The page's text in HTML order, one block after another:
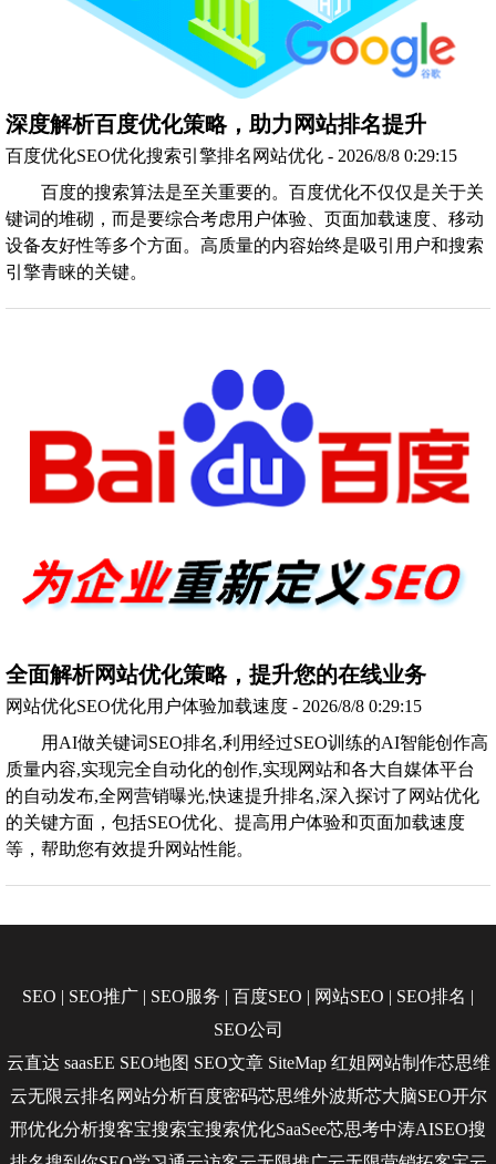
深度解析百度优化策略，助力网站排名提升
百度优化SEO优化搜索引擎排名网站优化 - 2026/8/8 0:29:15
百度的搜索算法是至关重要的。百度优化不仅仅是关于关
键词的堆砌，而是要综合考虑用户体验、页面加载速度、移动
设备友好性等多个方面。高质量的内容始终是吸引用户和搜索
引擎青睐的关键。
全面解析网站优化策略，提升您的在线业务
网站优化SEO优化用户体验加载速度 - 2026/8/8 0:29:15
用AI做关键词SEO排名,利用经过SEO训练的AI智能创作高
质量内容,实现完全自动化的创作,实现网站和各大自媒体平台
的自动发布,全网营销曝光,快速提升排名,深入探讨了网站优化
的关键方面，包括SEO优化、提高用户体验和页面加载速度
等，帮助您有效提升网站性能。
SEO | SEO推广 | SEO服务 | 百度SEO | 网站SEO | SEO排名 |
SEO公司
云直达 saasEE SEO地图 SEO文章 SiteMap 红姐网站制作芯思维
云无限云排名 网站分析百度密码芯思维外波斯芯大脑SEO开尔
邢优化分析搜客宝搜索宝搜索优化SaaSee芯思考中涛AISEO搜